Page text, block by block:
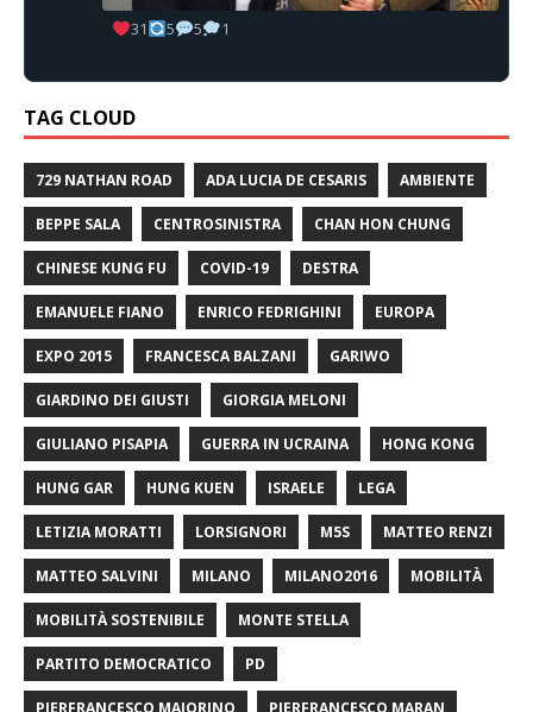
31 5 5 1
TAG CLOUD
729 NATHAN ROAD ADA LUCIA DE CESARIS AMBIENTE
BEPPE SALA CENTROSINISTRA CHAN HON CHUNG
CHINESE KUNG FU COVID-19 DESTRA
EMANUELE FIANO ENRICO FEDRIGHINI EUROPA
EXPO 2015 FRANCESCA BALZANI GARIWO
GIARDINO DEI GIUSTI GIORGIA MELONI
GIULIANO PISAPIA GUERRA IN UCRAINA HONG KONG
HUNG GAR HUNG KUEN ISRAELE LEGA
LETIZIA MORATTI LORSIGNORI M5S MATTEO RENZI
MATTEO SALVINI MILANO MILANO2016 MOBILITÀ
MOBILITÀ SOSTENIBILE MONTE STELLA
PARTITO DEMOCRATICO PD
PIERFRANCESCO MAJORINO PIERFRANCESCO MARAN